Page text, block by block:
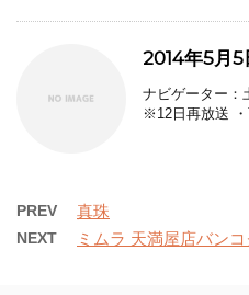
2014年5月5
ナビゲーター
※12日再放送
PREV 真珠
NEXT ミムラ 天満屋店バン